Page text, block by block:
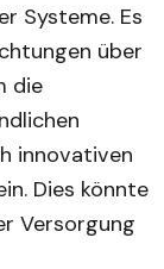
Systeme. Es
über
die
innovativen
Dies könnte
Versorgung